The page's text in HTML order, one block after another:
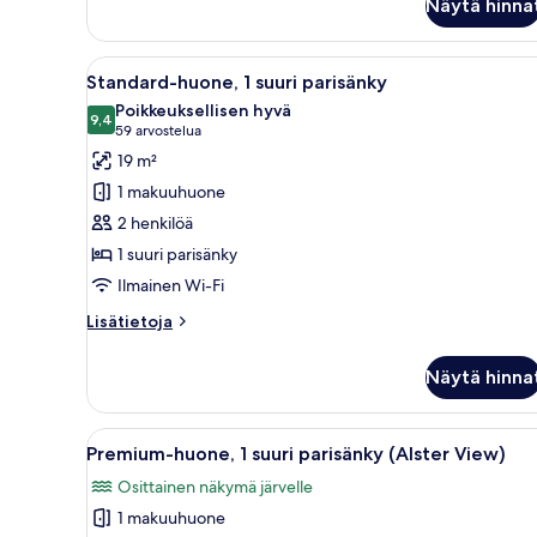
Näytä
Avaa
kaikki
huonetyypin
Standard-
huone,
suuri
parisänky
kuvat
Moderni hotellihuone, jossa
9
Standard-huone, 1 suuri parisänky
9,49,4 kautta 10
Poikkeuksellisen hyvä
59 arvostelua
(59
arvostelua)
19 m²
1 makuuhuone
2 henkilöä
1 suuri parisänky
Ilmainen Wi-Fi
Lisätietoja
Lisätietoja
1
suuri
parisänky
Näytä
Avaa
kaikki
huonetyypin
Premium-
Hotellihuone, jossa on
10
Premium-huone, 1 suuri parisänky (Alster View)
Osittainen näkymä järvelle
1 makuuhuone